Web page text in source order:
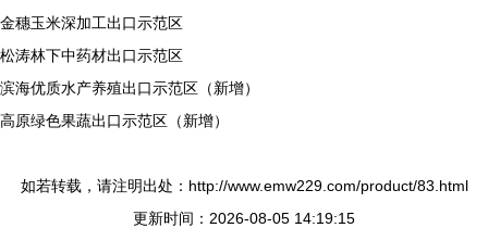
金穗玉米深加工出口示范区
松涛林下中药材出口示范区
滨海优质水产养殖出口示范区（新增）
高原绿色果蔬出口示范区（新增）
如若转载，请注明出处：http://www.emw229.com/product/83.html
更新时间：2026-08-05 14:19:15